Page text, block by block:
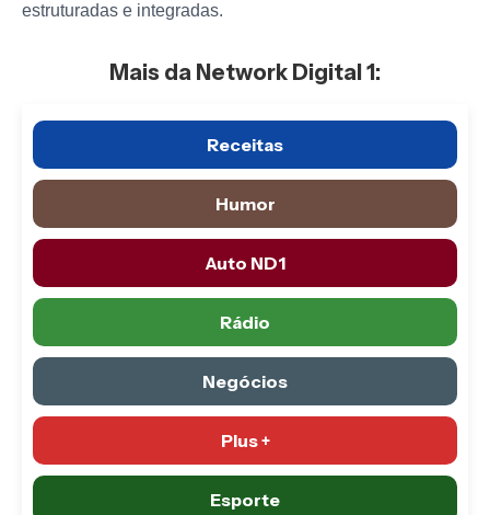
estruturadas e integradas.
Mais da Network Digital 1:
Receitas
Humor
Auto ND1
Rádio
Negócios
Plus +
Esporte